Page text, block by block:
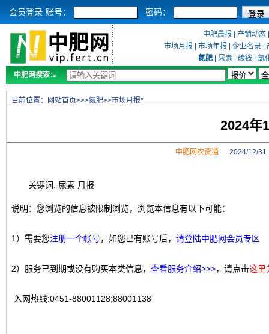
会员登录 账号： 密码：
中肥晨报 产销动态
市场月报
市场年报 企业名录
氮肥
尿素 碳铵
氯
中肥网搜索：
目前位置： 网站首页>>>氮肥>>市场月报*
2024年
中肥网农资通2024/12/31
关键词: 尿素 月报
说明：您浏览的信息被限制浏览，浏览本信息有以下可能：
1）需要您注册一个帐号，如您已有账号后， 请登陆中肥网会员专区
2）服务已到期或没有购买本类信息， 查看服务介绍>>>，请点击这里
入网热线:0451-88001128;88001138